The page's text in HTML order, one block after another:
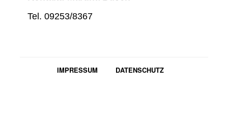
Tel. 09253/8367
IMPRESSUM DATENSCHUTZ